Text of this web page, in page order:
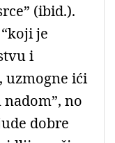
(ibid.).
je
i
uzmogne ići
no
dobre